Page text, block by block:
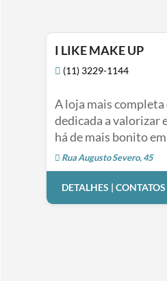
I LIKE MAKE UP
(11) 3229-1144
A loja mais completa
dedicada a valorizar
há de mais bonito
Rua Augusto Severo, 45
DETALHES |